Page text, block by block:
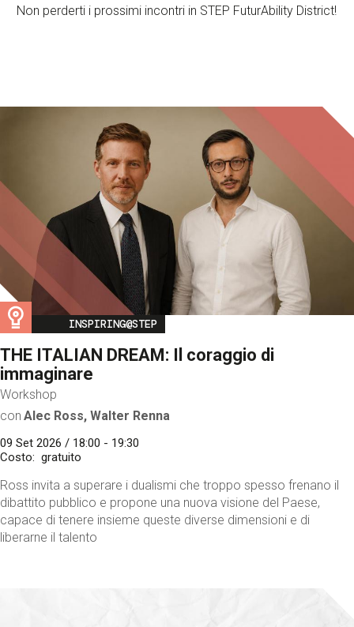
Non perderti i prossimi incontri in STEP FuturAbility District!
Image
INSPIRING@STEP
THE ITALIAN DREAM: Il coraggio di
immaginare
Workshop
con Alec Ross, Walter Renna
09 Set 2026 / 18:00 - 19:30
Costo
gratuito
Ross invita a superare i dualismi che troppo spesso frenano il
dibattito pubblico e propone una nuova visione del Paese,
capace di tenere insieme queste diverse dimensioni e di
liberarne il talento